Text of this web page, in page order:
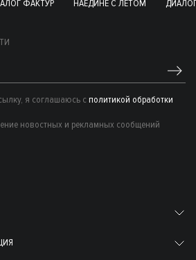
ФАКТУР НАЕДИНЕ С ЛЕТОМ
я соглашаюсь с политикой обработки
новостных и рекламных сообщений